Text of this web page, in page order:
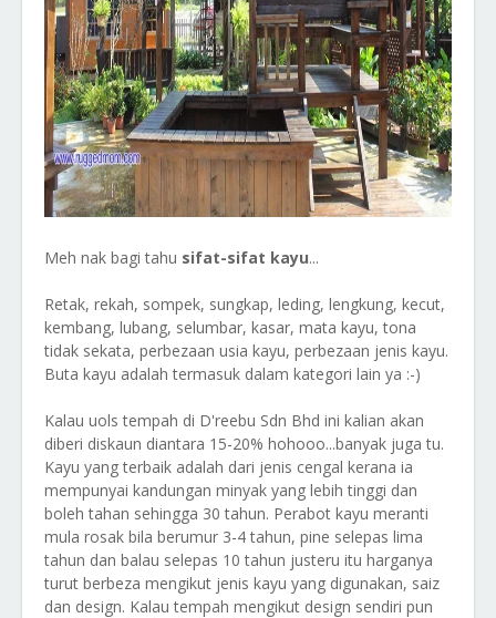
Meh nak bagi tahu sifat-sifat kayu...
Retak, rekah, sompek, sungkap, leding, lengkung, kecut,
kembang, lubang, selumbar, kasar, mata kayu, tona
tidak sekata, perbezaan usia kayu, perbezaan jenis kayu.
Buta kayu adalah termasuk dalam kategori lain ya :-)
Kalau uols tempah di D'reebu Sdn Bhd ini kalian akan
diberi diskaun diantara 15-20% hohooo...banyak juga tu.
Kayu yang terbaik adalah dari jenis cengal kerana ia
mempunyai kandungan minyak yang lebih tinggi dan
boleh tahan sehingga 30 tahun. Perabot kayu meranti
mula rosak bila berumur 3-4 tahun, pine selepas lima
tahun dan balau selepas 10 tahun justeru itu harganya
turut berbeza mengikut jenis kayu yang digunakan, saiz
dan design. Kalau tempah mengikut design sendiri pun